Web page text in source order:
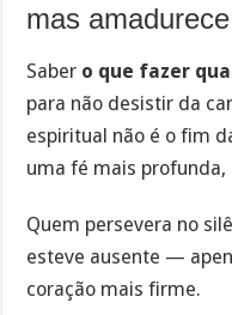
mas
Saber o que fazer
para não desistir da
espiritual não é o fim
uma fé mais profunda,
Quem persevera no
esteve ausente —
coração mais firme.